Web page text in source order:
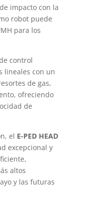
impacto con la
robot puede
para los
control
lineales con un
de gas,
ofreciendo
de
el E-PED HEAD
excepcional y
altos
y las futuras